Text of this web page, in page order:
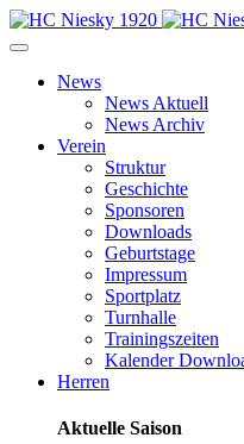
News
News Aktuell
News Archiv
Verein
Struktur
Geschichte
Sponsoren
Downloads
Geburtstage
Impressum
Sportplatz
Turnhalle
Trainingszeiten
Kalender
Herren
Aktuelle Saison